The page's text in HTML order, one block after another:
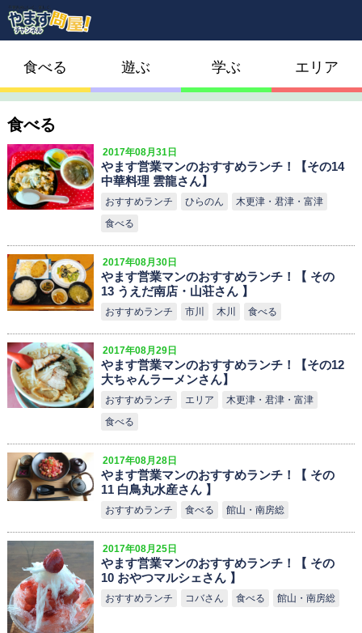
食べる 遊ぶ 学ぶ エリア
食べる
2017年08月31日
やます営業マンのおすすめランチ！【その14
中華料理 雲龍さん】
おすすめランチ ひらのん 木更津・君津・富津
食べる
2017年08月30日
やます営業マンのおすすめランチ！【 その
13 うえだ南店・山荘さん 】
おすすめランチ 市川 木川 食べる
2017年08月29日
やます営業マンのおすすめランチ！【その12
大ちゃんラーメンさん】
おすすめランチ エリア 木更津・君津・富津
食べる
2017年08月28日
やます営業マンのおすすめランチ！【 その
11 白鳥丸水産さん 】
おすすめランチ 食べる 館山・南房総
2017年08月25日
やます営業マンのおすすめランチ！【 その
10 おやつマルシェさん 】
おすすめランチ コバさん 食べる 館山・南房総